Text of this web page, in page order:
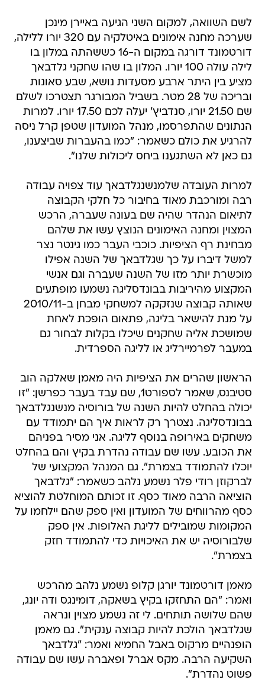
לשם השוואה, למקום השני הגיעה באיירן מינכן
שערכה מחנה אימונים באיטלקיה עם 320 יורו ללילה,
דורטמונד דורגה במקום ה-16 כששהתה במלון בו
לילה עולה 100 יורו. המלון בו שהו שחקני גלדבאך
מציע בין היתר ארבע מסעדות נושא, שבע סאונות
ובריכה של 28 מטר. בשביל המבורגר תצטרכו לשלם
שם 21.50 יורו, סנדביץ' יעלה לכם 17.50 יורו. למרות
הנתונים שהתפרסמו, מנהל המועדון שטפן קרל ניסה
להרגיע את כולם כשאמר: "כמו בהעברות שביצענו,
גם כאן לא השתגענו ביחס ליכולות שלנו".
למרות העובדה שלמנשנגלדבאך עוד צפויה עבודה
רבה ומורכבת מאוד בחיבור כל חלקי הקבוצה
לתיאום הנהדר שהיה שם בעונה שעברה, הרכש
המצוין ומחנה האימונים הנוצץ עשו את שלהם
מבחינת רף הציפיות. כוכבי העבר כמו גינטר נצר
למשל דיברו על כך שגלדבאך של השנה אפילו
מוכשרת יותר מזו של השנה שעברה וגם אנשי
המקצוע מהיריבות בבונדסליגה נשמעו מופתעים
שאותה קבוצה שנזקקה למשחקי מבחן ב-2010/11
על מנת להישאר בליגה, פתאום הופכת לאחת
שמושכת אליה שחקנים שיכלו בקלות לבחור גם
במעבר לפרמיירליג או לליגה הספרדית.
הראשון שהרים את הציפיות היה מאמן שאלקה הוב
סטיבנס, שאמר לספורט1, שם עבד בעבר כפרשן: "זו
יכולה בהחלט להיות השנה של בורוסיה מנשנגלדבאך
בבונדסליגה. נצטרך רק לראות איך הם יתמודד עם
משחקים באירופה בנוסף לליגה. אני מסיר בפניהם
את הכובע. עשו שם עבודה נהדרת בקיץ והם בהחלט
יוכלו להתמודד בצמרת". גם המנהל המקצועי של
לברקוזן רודי פלר נשמע נלהב כשאמר: "גלדבאך
הוציאה הרבה מאוד כסף. זו זכותם המוחלטת להוציא
כסף מהרווחים של המועדון ואין ספק שהם יילחמו על
המקומות שמובילים לליגת האלופות. אין ספק
שלבורוסיה יש את האיכויות כדי להתמודד חזק
בצמרת".
מאמן דורטמונד יורגן קלופ נשמע נלהב מהרכש
ואמר: "הם התחזקו בקיץ בשאקה, דומינגס ודה יונג,
שהם שלושה תותחים. לי זה נשמע מצוין ונראה
שגלדבאך הולכת להיות קבוצה ענקית". גם מאמן
הופנהיים מרקוס באבל החמיא ואמר: "גלדבאך
השקיעה הרבה. מקס אברל ופאברה עשו שם עבודה
פשוט נהדרת".